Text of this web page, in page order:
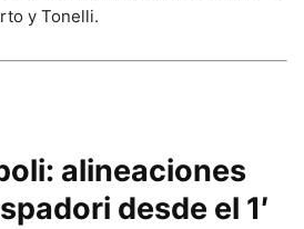
y Tonelli.
alineaciones
desde el 1′